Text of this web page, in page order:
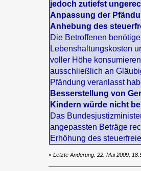
jedoch zutiefst
Anpassung der
Anhebung des
Die Betroffenen
Lebenshaltungskosten
voller Höhe
ausschließlich an
Pfändung veranlasst
Besserstellung von
Kindern würde nicht
Das
angepassten Beträge
Erhöhung des
« Letzte Änderung: 22. Mai 2009,